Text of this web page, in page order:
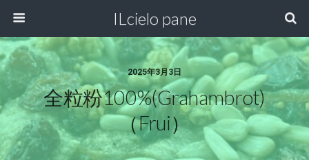
ILcielo pane
2025年3月3日
全粒粉100%(Grahambrot)
（frui）